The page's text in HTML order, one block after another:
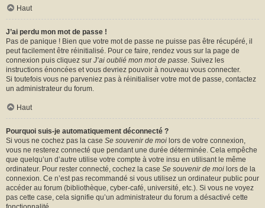
Haut
J’ai perdu mon mot de passe !
Pas de panique ! Bien que votre mot de passe ne puisse pas être récupéré, il
peut facilement être réinitialisé. Pour ce faire, rendez vous sur la page de
connexion puis cliquez sur J’ai oublié mon mot de passe. Suivez les
instructions énoncées et vous devriez pouvoir à nouveau vous connecter.
Si toutefois vous ne parveniez pas à réinitialiser votre mot de passe, contactez
un administrateur du forum.
Haut
Pourquoi suis-je automatiquement déconnecté ?
Si vous ne cochez pas la case Se souvenir de moi lors de votre connexion,
vous ne resterez connecté que pendant une durée déterminée. Cela empêche
que quelqu’un d’autre utilise votre compte à votre insu en utilisant le même
ordinateur. Pour rester connecté, cochez la case Se souvenir de moi lors de la
connexion. Ce n’est pas recommandé si vous utilisez un ordinateur public pour
accéder au forum (bibliothèque, cyber-café, université, etc.). Si vous ne voyez
pas cette case, cela signifie qu’un administrateur du forum a désactivé cette